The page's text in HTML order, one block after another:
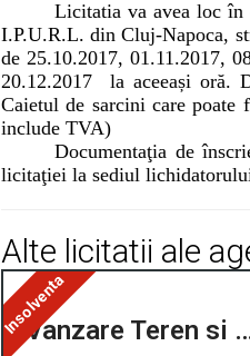
Licitatia va avea loc
I.P.U.R.L. din Cluj-Napoca,
de 25.10.2017, 01.11.2017,
20.12.2017 la aceeași oră.
Caietul de sarcini care
include TVA)
Documentaţia de
licitaţiei la sediul
Alte licitatii ale
Vanzare Teren si Casa de
Insolventa